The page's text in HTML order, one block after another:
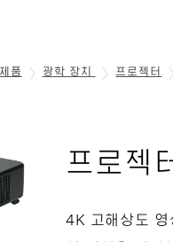
품 광학 장치 프로젝터
프로젝
4K 고해상도 영